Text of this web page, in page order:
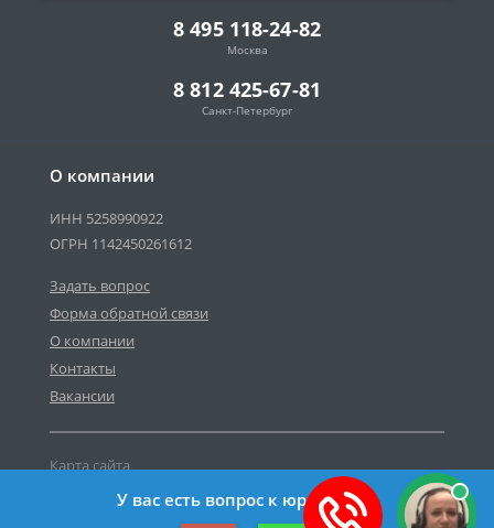
О компании
ИНН 5258990922
ОГРН 1142450261612
Задать вопрос
Форма обратной связи
О компании
Контакты
Вакансии
Карта сайта
Политика персональных данных
8 495 118-24-82
Москва
8 812 425-67-81
Санкт-Петербург
У вас есть вопрос к юристу?